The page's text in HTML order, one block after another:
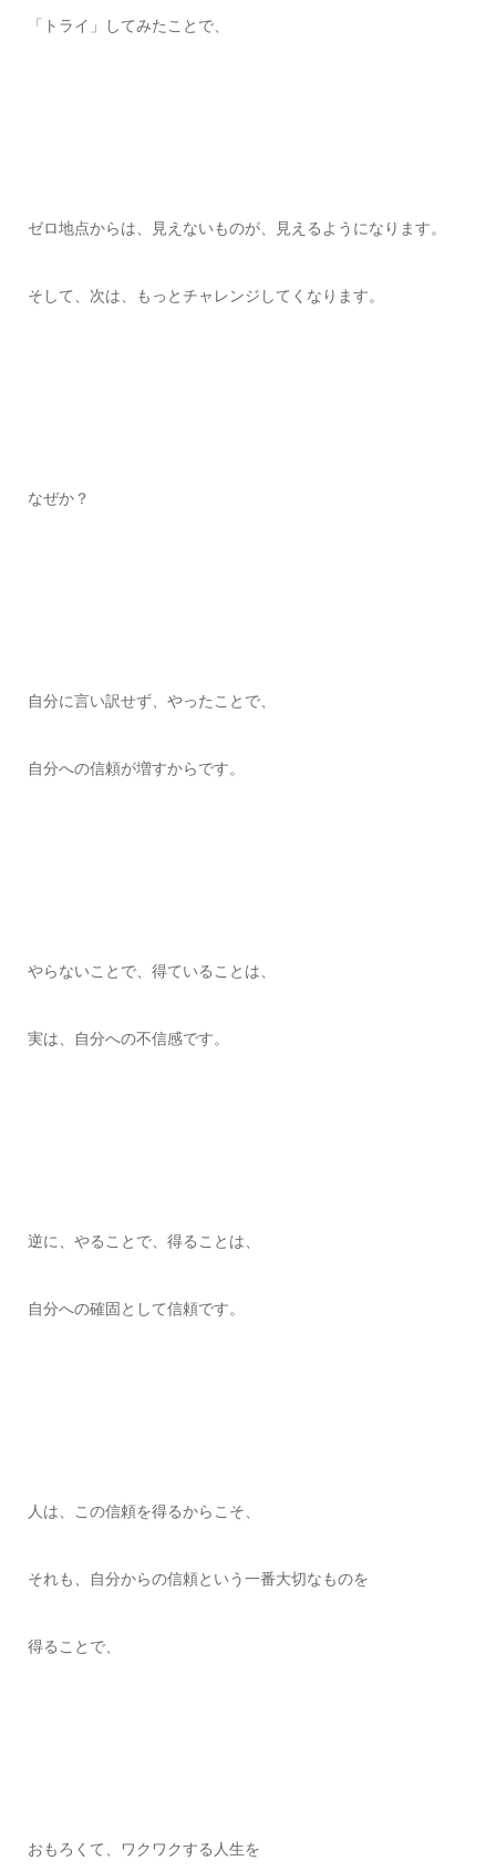
「トライ」してみたことで、
ゼロ地点からは、見えないものが、見えるようになります。
そして、次は、もっとチャレンジしてくなります。
なぜか？
自分に言い訳せず、やったことで、
自分への信頼が増すからです。
やらないことで、得ていることは、
実は、自分への不信感です。
逆に、やることで、得ることは、
自分への確固として信頼です。
人は、この信頼を得るからこそ、
それも、自分からの信頼という一番大切なものを
得ることで、
おもろくて、ワクワクする人生を